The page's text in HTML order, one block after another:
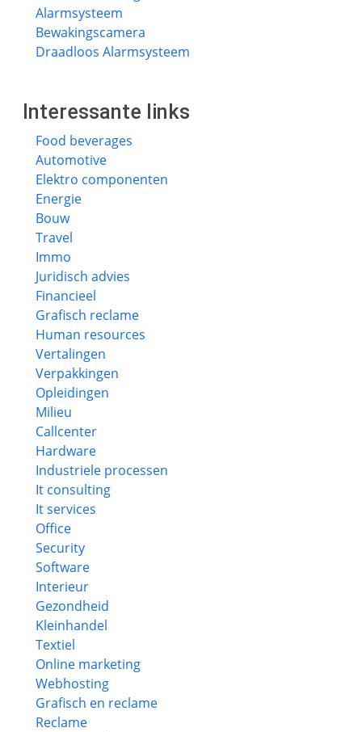
Alarmsysteem
Bewakingscamera
Draadloos Alarmsysteem
Interessante links
Food beverages
Automotive
Elektro componenten
Energie
Bouw
Travel
Immo
Juridisch advies
Financieel
Grafisch reclame
Human resources
Vertalingen
Verpakkingen
Opleidingen
Milieu
Callcenter
Hardware
Industriele processen
It consulting
It services
Office
Security
Software
Interieur
Gezondheid
Kleinhandel
Textiel
Online marketing
Webhosting
Grafisch en reclame
Reclame